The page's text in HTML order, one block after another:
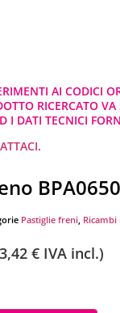
AI CODICI
RICERCATO VA
I DATI TECNICI
.
Pastiglie freni, Ricambi
€ IVA incl.)